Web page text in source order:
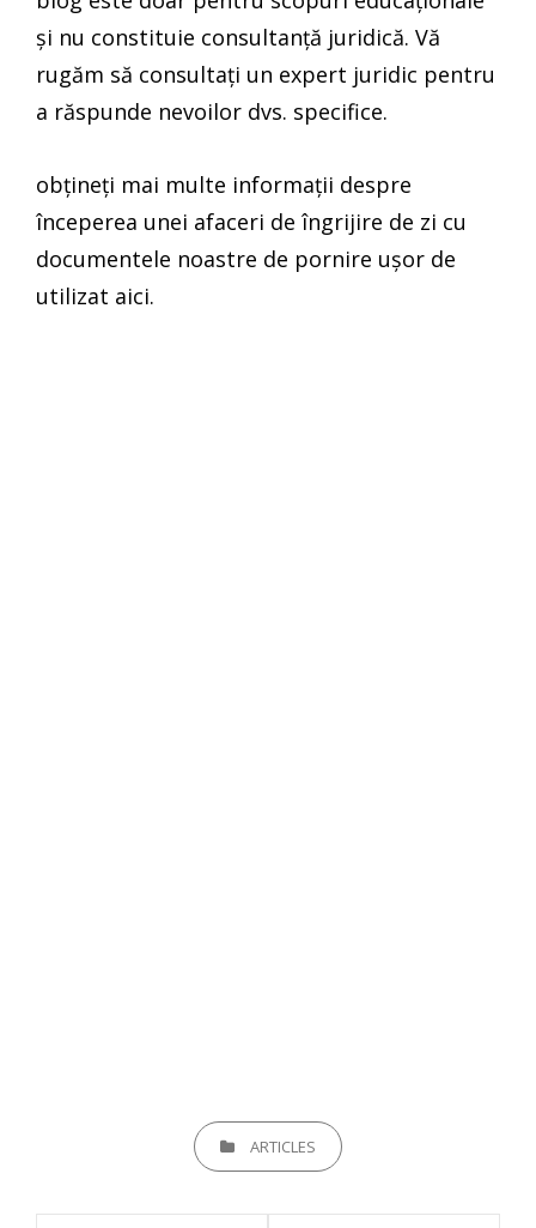
și nu constituie consultanță juridică. Vă
rugăm să consultați un expert juridic pentru
a răspunde nevoilor dvs. specifice.
obțineți mai multe informații despre
începerea unei afaceri de îngrijire de zi cu
documentele noastre de pornire ușor de
utilizat aici.
CATEGORIESARTICLES